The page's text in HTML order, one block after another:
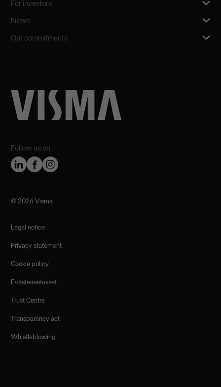
Follow us on
For investors
News
Our commitments
©️ 2026 Visma
Legal notice
Privacy statement
Cookie policy
Evästeasetukset
Trust Centre
Transparency act
Whistleblowing